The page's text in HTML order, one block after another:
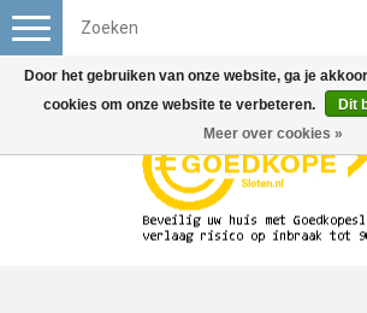
Toggle
navigation
Door het gebruiken van onze website, ga je
cookies om onze website te verbeteren.
Dit
Meer over cookies »